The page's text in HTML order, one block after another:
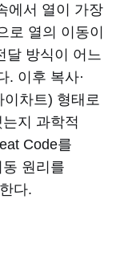
에서 열이 가장
로 열의 이동이
달 방식이 어느
. 이후 복사·
차트) 형태로
지 과학적
Code를
원리를
다.